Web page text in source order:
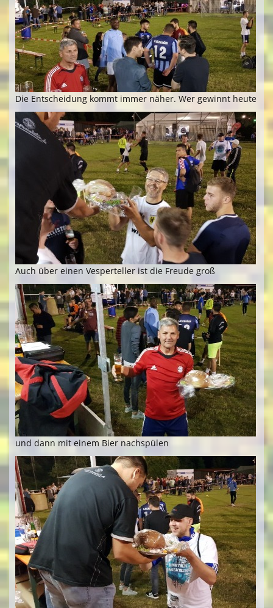
Die Entscheidung kommt immer näher. Wer gewinnt heute
Auch über einen Vesperteller ist die Freude groß
und dann mit einem Bier nachspülen